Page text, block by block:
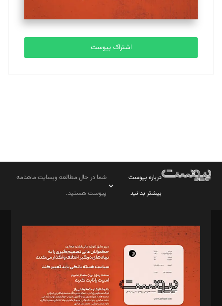
مصطفی مسجدی آرانی
تحریریه
بابک نقاش
تحریریه
اشتراک پیوست
درباره پیوست
بیشتر بدانید
شما در حال مطالعه وبسایت ماهنامه
پیوست هستید.
مدیر مسئول: محمدباقر اثنی‌عشری
سردبیر: مهرک محمودی
دبیر تحریریه: میثم قاسمی
د‌بیر ناداستان: سمانه سمیع
د‌بیر خدمت و تجارت: ابوالفضل رجبی
د‌بیر حقوق فناوری: حسام‌الدین ایپکچی